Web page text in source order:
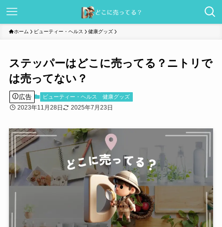
ホーム ビューティー・ヘルス 健康グッズ
ステッパーはどこに売ってる？ニトリで
は売ってない？
広告 ビューティー・ヘルス 健康グッズ
2023年11月28日 2025年7月23日